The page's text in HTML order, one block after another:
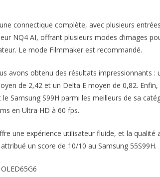
connectique complète, avec plusieurs
NQ4 AI, offrant plusieurs modes d’images
Le mode Filmmaker est recommandé.
avons obtenu des résultats impressionnants
de 2,42 et un Delta E moyen de 0,82.
le Samsung S99H parmi les meilleurs de sa
en Ultra HD à 60 fps.
une expérience utilisateur fluide, et la qualité
un score de 10/10 au Samsung 55S99H.